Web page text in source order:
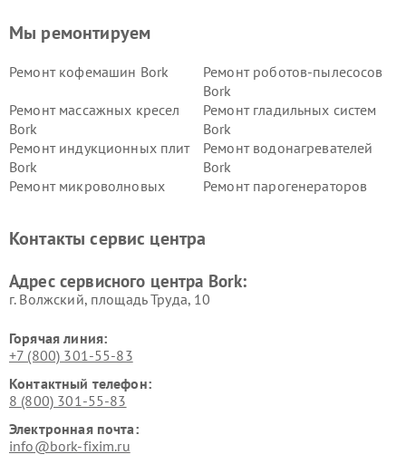
Мы ремонтируем
Ремонт кофемашин Bork
Ремонт роботов-пылесосов
Bork
Ремонт массажных кресел
Bork
Ремонт гладильных систем
Bork
Ремонт индукционных плит
Bork
Ремонт водонагревателей
Bork
Ремонт микроволновых
Ремонт парогенераторов
воздуха Bork
Bork
Bork
Контакты сервис центра
Адрес сервисного центра Bork:
г. Волжский, площадь Труда, 10
Горячая линия:
+7 (800) 301-55-83
Контактный телефон:
8 (800) 301-55-83
Электронная почта:
info@bork-fixim.ru